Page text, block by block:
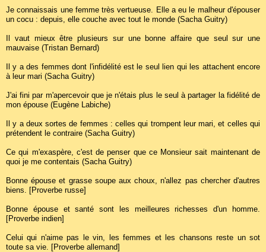
Je connaissais une femme très vertueuse. Elle a eu le malheur d'épouser
un cocu : depuis, elle couche avec tout le monde (Sacha Guitry)
Il vaut mieux être plusieurs sur une bonne affaire que seul sur une
mauvaise (Tristan Bernard)
Il y a des femmes dont l'infidélité est le seul lien qui les attachent encore
à leur mari (Sacha Guitry)
J'ai fini par m'apercevoir que je n'étais plus le seul à partager la fidélité de
mon épouse (Eugène Labiche)
Il y a deux sortes de femmes : celles qui trompent leur mari, et celles qui
prétendent le contraire (Sacha Guitry)
Ce qui m'exaspère, c'est de penser que ce Monsieur sait maintenant de
quoi je me contentais (Sacha Guitry)
Bonne épouse et grasse soupe aux choux, n'allez pas chercher d'autres
biens. [Proverbe russe]
Bonne épouse et santé sont les meilleures richesses d'un homme.
[Proverbe indien]
Celui qui n'aime pas le vin, les femmes et les chansons reste un sot
toute sa vie. [Proverbe allemand]